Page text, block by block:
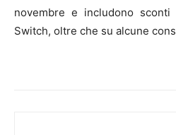
novembre e includono
Switch, oltre che su alcune